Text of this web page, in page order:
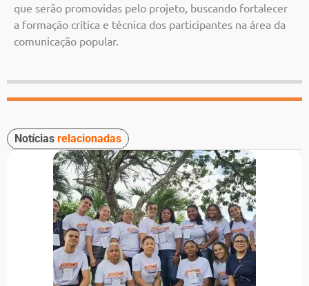
que serão promovidas pelo projeto, buscando fortalecer
a formação crítica e técnica dos participantes na área da
comunicação popular.
Notícias relacionadas